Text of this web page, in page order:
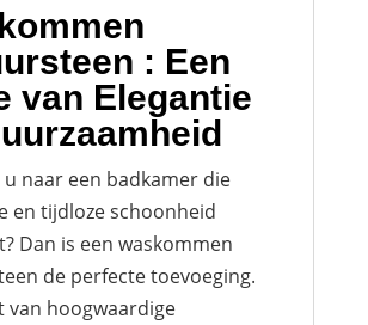
: Een
van Elegantie
naar een badkamer die
en tijdloze schoonheid
Dan is een waskommen
de perfecte toevoeging.
van hoogwaardige